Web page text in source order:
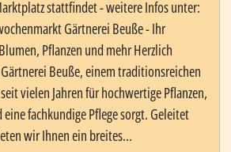
stattfindet - weitere Infos unter:
Gärtnerei Beuße - Ihr
Pflanzen und mehr Herzlich
Beuße, einem traditionsreichen
vielen Jahren für hochwertige Pflanzen,
fachkundige Pflege sorgt. Geleitet
wir Ihnen ein breites...